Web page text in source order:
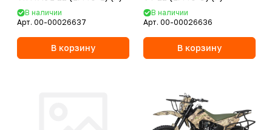
В наличии
Арт. 00-00026637
В корзину
В наличии
Арт. 00-00026636
В корзину